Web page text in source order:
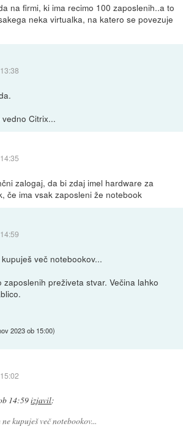
na firmi, ki ima recimo 100 zaposlenih..a to
neka virtualka, na katero se povezuje
Citrix...
zalogaj, da bi zdaj imel hardware za
če ima vsak zaposleni že notebook
več notebookov...
zaposlenih preživeta stvar. Večina lahko
2023 ob 15:00)
14:59izjavil:
kupuješ več notebookov...